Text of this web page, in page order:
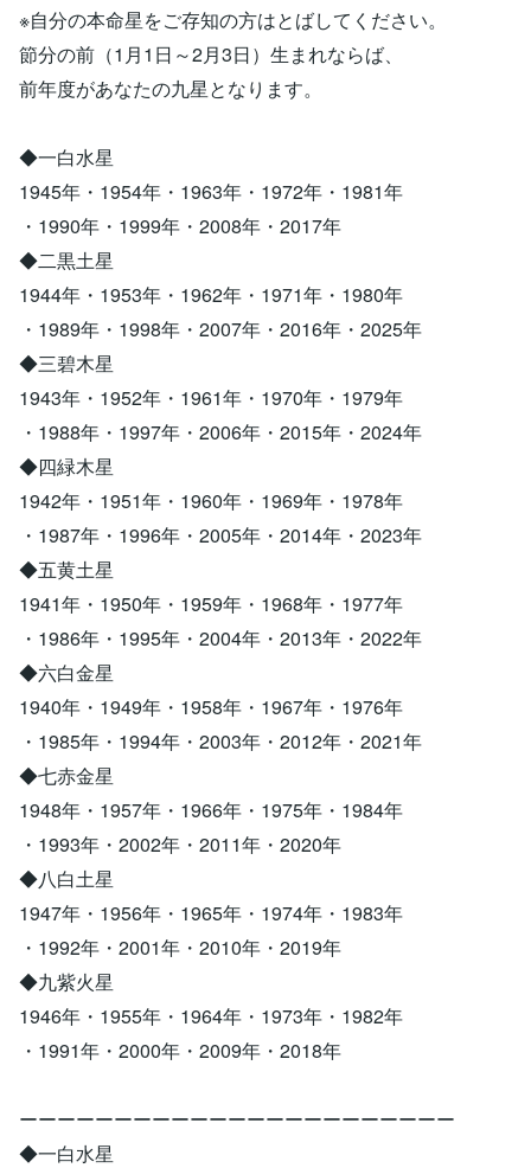
※自分の本命星をご存知の方はとばしてください。
節分の前（1月1日～2月3日）生まれならば、
前年度があなたの九星となります。
◆一白水星
1945年・1954年・1963年・1972年・1981年
・1990年・1999年・2008年・2017年
◆二黒土星
1944年・1953年・1962年・1971年・1980年
・1989年・1998年・2007年・2016年・2025年
◆三碧木星
1943年・1952年・1961年・1970年・1979年
・1988年・1997年・2006年・2015年・2024年
◆四緑木星
1942年・1951年・1960年・1969年・1978年
・1987年・1996年・2005年・2014年・2023年
◆五黄土星
1941年・1950年・1959年・1968年・1977年
・1986年・1995年・2004年・2013年・2022年
◆六白金星
1940年・1949年・1958年・1967年・1976年
・1985年・1994年・2003年・2012年・2021年
◆七赤金星
1948年・1957年・1966年・1975年・1984年
・1993年・2002年・2011年・2020年
◆八白土星
1947年・1956年・1965年・1974年・1983年
・1992年・2001年・2010年・2019年
◆九紫火星
1946年・1955年・1964年・1973年・1982年
・1991年・2000年・2009年・2018年
ーーーーーーーーーーーーーーーーーーーーーーー
◆一白水星